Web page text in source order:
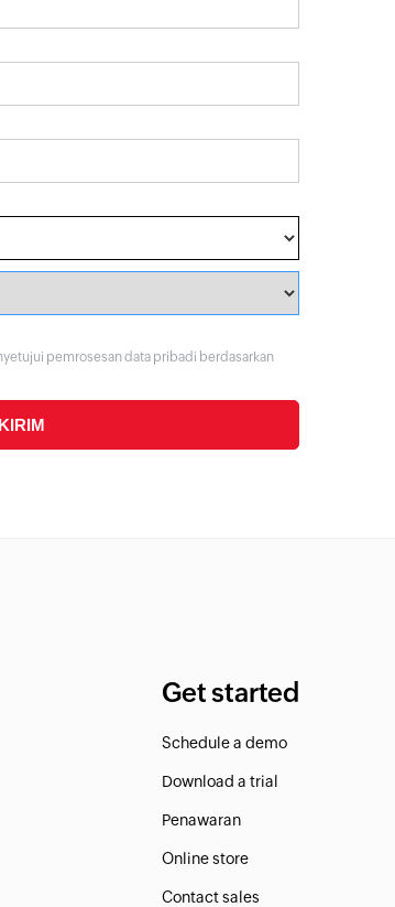
pemrosesan data pribadi berdasarkan
Get started
Schedule a demo
Download a trial
Penawaran
Online store
Contact sales